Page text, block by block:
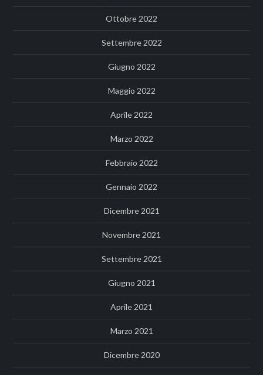
Ottobre 2022
Settembre 2022
Giugno 2022
Maggio 2022
Aprile 2022
Marzo 2022
Febbraio 2022
Gennaio 2022
Dicembre 2021
Novembre 2021
Settembre 2021
Giugno 2021
Aprile 2021
Marzo 2021
Dicembre 2020